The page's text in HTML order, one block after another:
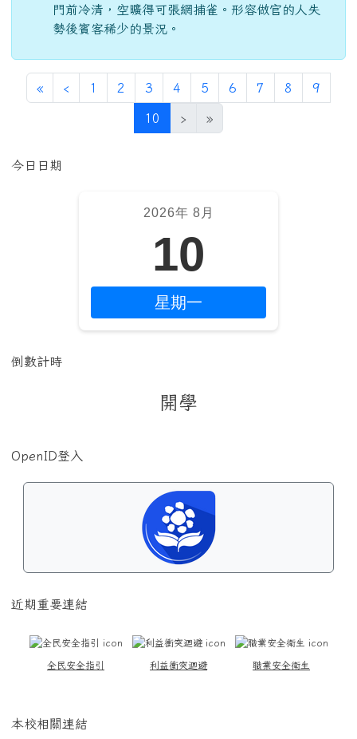
門前冷清，空曠得可張網捕雀。形容做官的人失
勢後賓客稀少的景況。
«第一頁
‹ 上一頁
1 2 3 4 5 6 7 8 9
10 (目前頁次)
› »
左邊區域內容
今日日期
2026年 8月
10
星期一
倒數計時
開學
OpenID登入
近期重要連結
全民安全指引 利益衝突迴避 職業安全衛生
本校相關連結